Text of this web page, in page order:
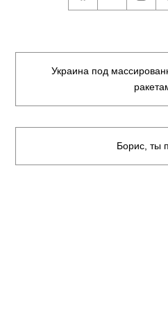
Украина под
Борис, ты